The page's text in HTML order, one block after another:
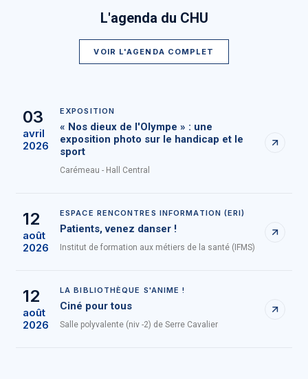
L'agenda du CHU
VOIR L'AGENDA COMPLET
03
avril
2026
EXPOSITION
« Nos dieux de l'Olympe » : une
exposition photo sur le handicap et le
sport
Carémeau - Hall Central
12
août
2026
ESPACE RENCONTRES INFORMATION (ERI)
Patients, venez danser !
Institut de formation aux métiers de la santé (IFMS)
12
août
2026
LA BIBLIOTHÈQUE S'ANIME !
Ciné pour tous
Salle polyvalente (niv -2) de Serre Cavalier